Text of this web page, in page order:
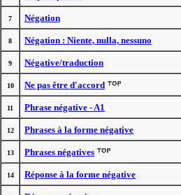
7 Négation
8 Négation : Niente, nulla, nessuno
9 Négative/traduction
10 Ne pas être d'accord
11 Phrase négative - A1
12 Phrases à la forme négative
13 Phrases négatives
14 Réponse à la forme négative